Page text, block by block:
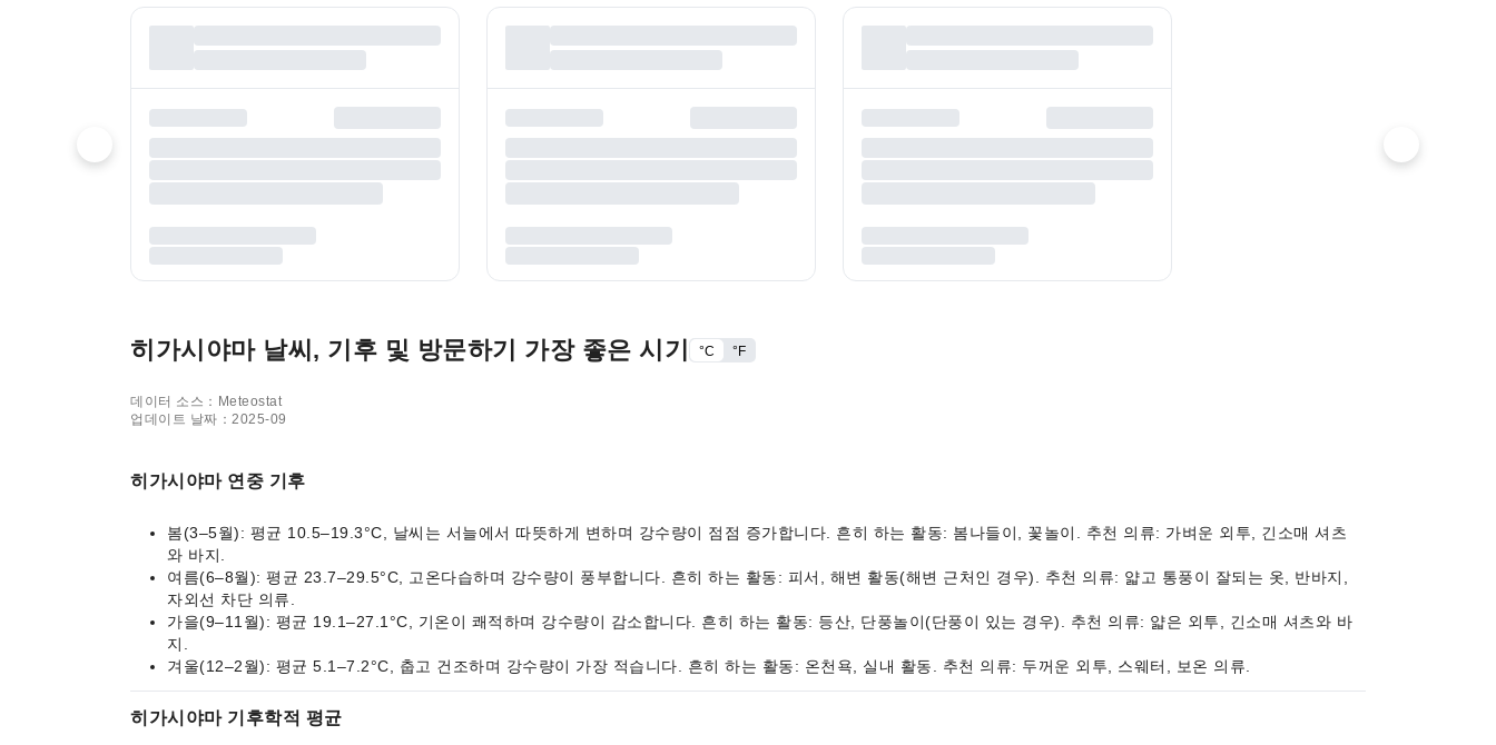
히가시야마 날씨, 기후 및 방문하기 가장 좋은 시기 °C °F
데이터 소스：Meteostat
업데이트 날짜：2025-09
히가시야마 연중 기후
봄(3–5월): 평균 10.5–19.3°C, 날씨는 서늘에서 따뜻하게 변하며 강수량이 점점 증가합니다. 흔히 하는 활동: 봄나들이, 꽃놀이. 추천 의류: 가벼운 외투, 긴소매 셔츠
와 바지.
여름(6–8월): 평균 23.7–29.5°C, 고온다습하며 강수량이 풍부합니다. 흔히 하는 활동: 피서, 해변 활동(해변 근처인 경우). 추천 의류: 얇고 통풍이 잘되는 옷, 반바지,
자외선 차단 의류.
가을(9–11월): 평균 19.1–27.1°C, 기온이 쾌적하며 강수량이 감소합니다. 흔히 하는 활동: 등산, 단풍놀이(단풍이 있는 경우). 추천 의류: 얇은 외투, 긴소매 셔츠와 바
지.
겨울(12–2월): 평균 5.1–7.2°C, 춥고 건조하며 강수량이 가장 적습니다. 흔히 하는 활동: 온천욕, 실내 활동. 추천 의류: 두꺼운 외투, 스웨터, 보온 의류.
히가시야마 기후학적 평균